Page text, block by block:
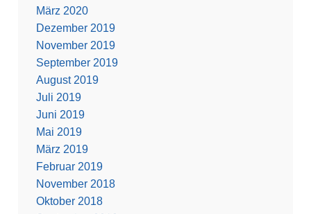
März 2020
Dezember 2019
November 2019
September 2019
August 2019
Juli 2019
Juni 2019
Mai 2019
März 2019
Februar 2019
November 2018
Oktober 2018